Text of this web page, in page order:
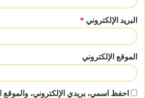
البريد الإلكتروني *
الموقع الإلكتروني
احفظ اسمي، بريدي الإلكتروني، والموقع